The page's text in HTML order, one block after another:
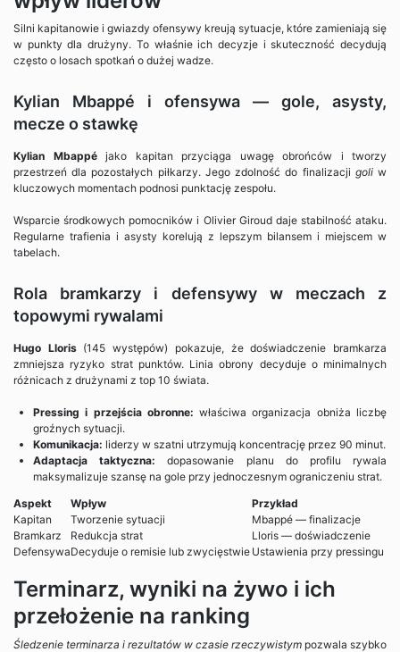
Silni kapitanowie i gwiazdy ofensywy kreują sytuacje, które zamieniają się
w punkty dla drużyny. To właśnie ich decyzje i skuteczność decydują
często o losach spotkań o dużej wadze.
Kylian Mbappé i ofensywa — gole, asysty,
mecze o stawkę
Kylian Mbappéjako kapitan przyciąga uwagę obrońców i tworzy
przestrzeń dla pozostałych piłkarzy. Jego zdolność do finalizacji goliw
kluczowych momentach podnosi punktację zespołu.
Wsparcie środkowych pomocników i Olivier Giroud daje stabilność ataku.
Regularne trafienia i asysty korelują z lepszym bilansem i miejscem w
tabelach.
Rola bramkarzy i defensywy w meczach z
topowymi rywalami
Hugo Lloris(145 występów) pokazuje, że doświadczenie bramkarza
zmniejsza ryzyko strat punktów. Linia obrony decyduje o minimalnych
różnicach z drużynami z top 10 świata.
Pressing i przejścia obronne: właściwa organizacja obniża liczbę
groźnych sytuacji.
Komunikacja: liderzy w szatni utrzymują koncentrację przez 90 minut.
Adaptacja taktyczna: dopasowanie planu do profilu rywala
maksymalizuje szansę na gole przy jednoczesnym ograniczeniu strat.
Aspekt
Wpływ
Przykład
Kapitan
Tworzenie sytuacji
Mbappé — finalizacje
Bramkarz
Redukcja strat
Lloris — doświadczenie
DefensywaDecyduje o remisie lub zwycięstwie Ustawienia przy pressingu
Terminarz, wyniki na żywo i ich
przełożenie na ranking
Śledzenie terminarza i rezultatów w czasie rzeczywistym pozwala szybko